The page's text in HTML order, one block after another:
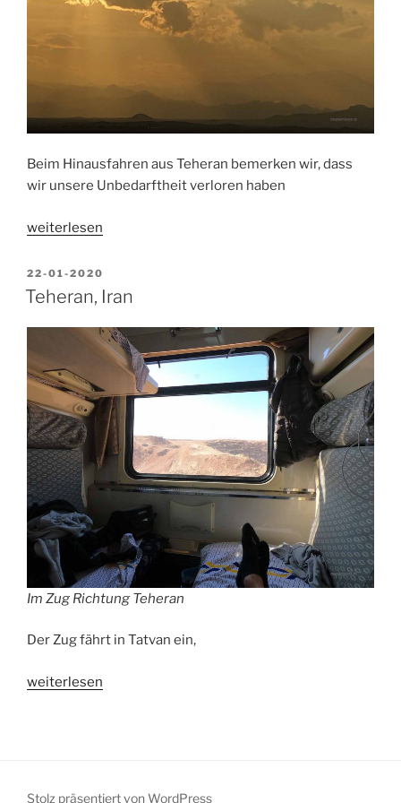
Beim Hinausfahren aus Teheran bemerken wir, dass
wir unsere Unbedarftheit verloren haben
„Iran“
weiterlesen
VERÖFFENTLICHT
AM
22-01-2020
Teheran, Iran
Im Zug Richtung Teheran
Der Zug fährt in Tatvan ein,
„Teheran,
weiterlesen
Stolz präsentiert von WordPress